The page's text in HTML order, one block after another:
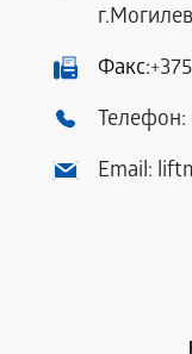
Факс:
Телефон:
Email: